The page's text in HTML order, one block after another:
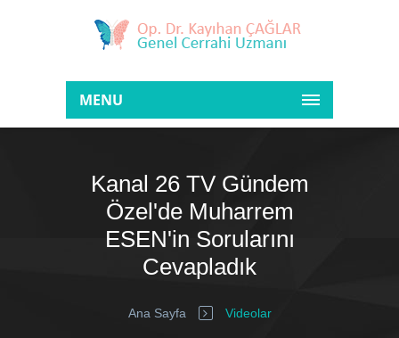
MENU
Kanal 26 TV Gündem
Özel'de Muharrem
ESEN'in Sorularını
Cevapladık
Ana Sayfa Videolar